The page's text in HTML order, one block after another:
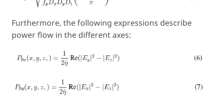
Furthermore, the following expressions describe
power flow in the different axes: